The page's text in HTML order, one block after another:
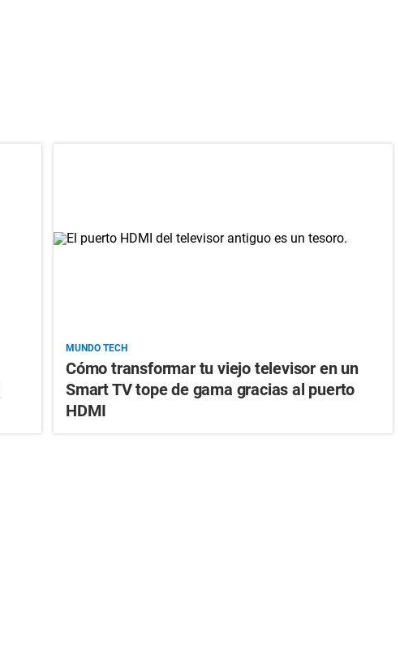
MUNDO TECH
Cómo transformar tu viejo televisor en un
Smart TV tope de gama gracias al puerto
HDMI